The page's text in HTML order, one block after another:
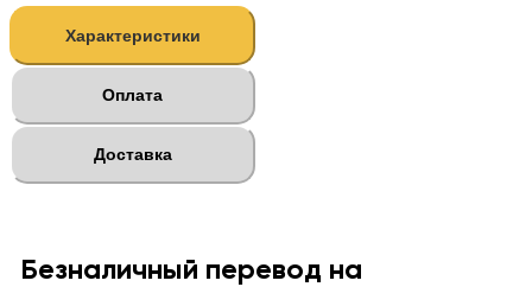
Характеристики
Оплата
Доставка
Безналичный перевод на